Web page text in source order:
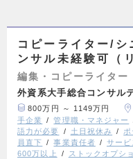
コピーライター/
ンサル未経験可（
編集・コピーライター
外資系大手総合コンサル
800万円 ～ 1149万円
手企業
管理職・マネジャー
語力が必要
土日祝休み
員直下
事業責任者 サー
600万以上
ストックオプシ